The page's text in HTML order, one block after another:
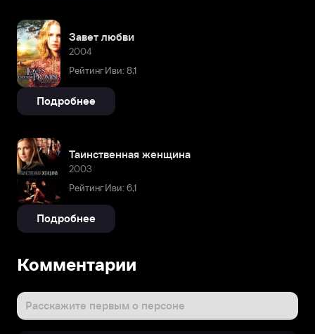
Завет любви
2004
Рейтинг Иви: 8,1
Подробнее
Таинственная женщина
2003
Рейтинг Иви: 6,1
Подробнее
Комментарии
Расскажите первым о персоне